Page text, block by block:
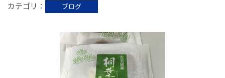
カテゴリ
ブログ